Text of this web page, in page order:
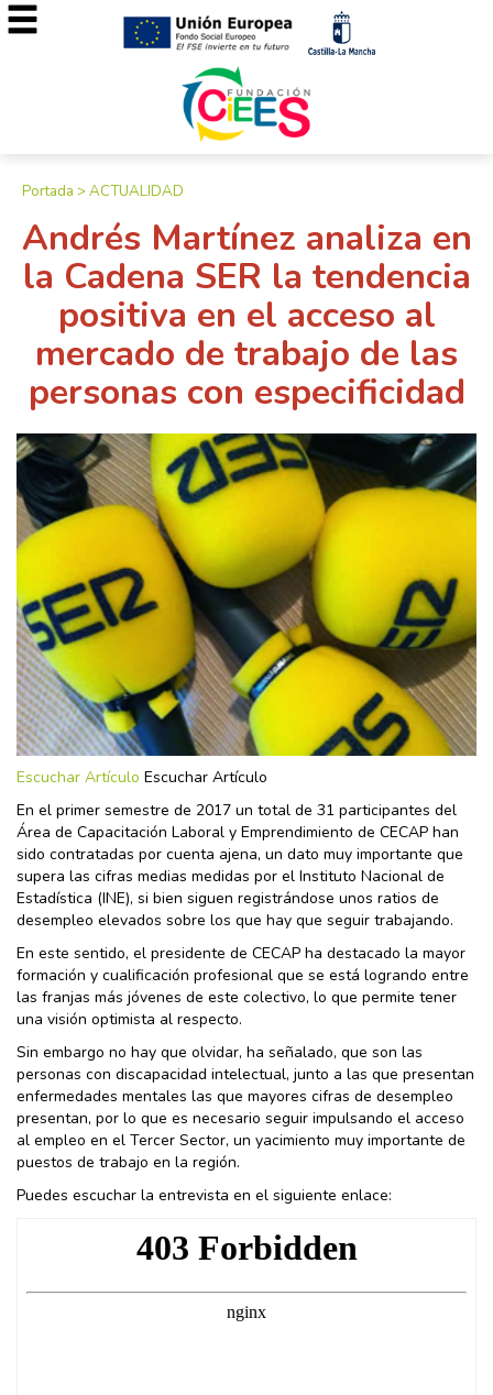
Portada >ACTUALIDAD
Andrés Martínez analiza en
la Cadena SER la tendencia
positiva en el acceso al
mercado de trabajo de las
personas con especificidad
Escuchar Artículo Escuchar Artículo
En el primer semestre de 2017 un total de 31 participantes del
Área de Capacitación Laboral y Emprendimiento de CECAP han
sido contratadas por cuenta ajena, un dato muy importante que
supera las cifras medias medidas por el Instituto Nacional de
Estadística (INE), si bien siguen registrándose unos ratios de
desempleo elevados sobre los que hay que seguir trabajando.
En este sentido, el presidente de CECAP ha destacado la mayor
formación y cualificación profesional que se está logrando entre
las franjas más jóvenes de este colectivo, lo que permite tener
una visión optimista al respecto.
Sin embargo no hay que olvidar, ha señalado, que son las
personas con discapacidad intelectual, junto a las que presentan
enfermedades mentales las que mayores cifras de desempleo
presentan, por lo que es necesario seguir impulsando el acceso
al empleo en el Tercer Sector, un yacimiento muy importante de
puestos de trabajo en la región.
Puedes escuchar la entrevista en el siguiente enlace: